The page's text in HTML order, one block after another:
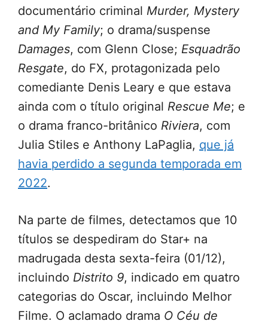
documentário criminal Murder, Mystery
and My Family; o drama/suspense
Damages, com Glenn Close; Esquadrão
Resgate, do FX, protagonizada pelo
comediante Denis Leary e que estava
ainda com o título original Rescue Me; e
o drama franco-britânico Riviera, com
Julia Stiles e Anthony LaPaglia, que já
havia perdido a segunda temporada em
2022.
Na parte de filmes, detectamos que 10
títulos se despediram do Star+ na
madrugada desta sexta-feira (01/12),
incluindo Distrito 9, indicado em quatro
categorias do Oscar, incluindo Melhor
Filme. O aclamado drama O Céu de